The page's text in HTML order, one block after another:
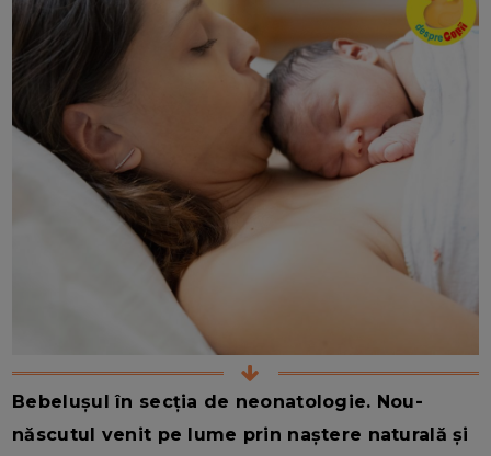
Bebelușul în secția de neonatologie. Nou-
născutul venit pe lume prin naștere naturală și